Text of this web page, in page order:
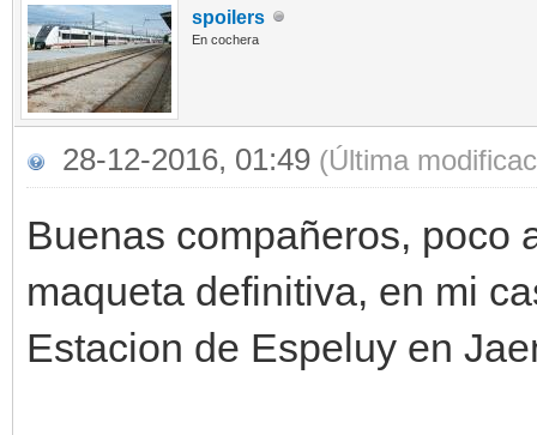
spoilers
En cochera
28-12-2016, 01:49 (Última
Buenas compañeros, poco
maqueta definitiva, en mi
Estacion de Espeluy en